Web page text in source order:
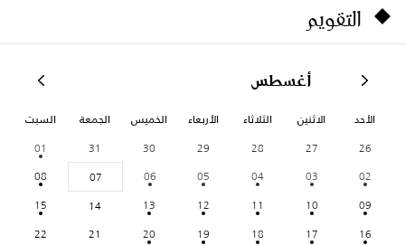
التقويم
أغسطس
الأحد الاثنين الثلاثاء الأربعاء الخميس الجمعة السبت
26
27
28
29
30
31
01
02
03
04
05
06
07
08
09
10
11
12
13
14
15
16
17
18
19
20
21
22